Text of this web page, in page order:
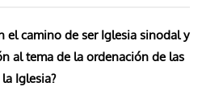
el camino de ser Iglesia sinodal y
al tema de la ordenación de las
Iglesia?